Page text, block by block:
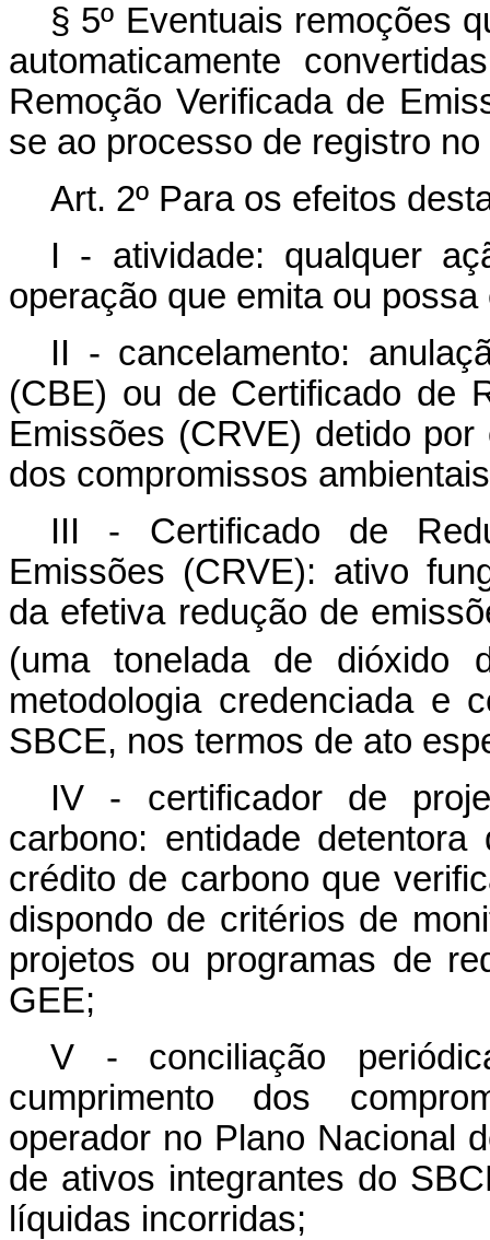
§ 5º Eventuais remoções
automaticamente
Remoção Verificada de
se ao processo de registro
Art. 2º Para os efeitos
I - atividade: qualquer
operação que emita ou
II - cancelamento:
(CBE) ou de Certificado de
Emissões (CRVE) detido
dos compromissos
III - Certificado de
Emissões (CRVE): ativo
da efetiva redução de
(uma tonelada de dióxido
metodologia credenciada e
SBCE, nos termos de ato
IV - certificador de
carbono: entidade
crédito de carbono que
dispondo de critérios de
projetos ou programas de
GEE;
V - conciliação
cumprimento dos
operador no Plano Nacional
de ativos integrantes do
líquidas incorridas;